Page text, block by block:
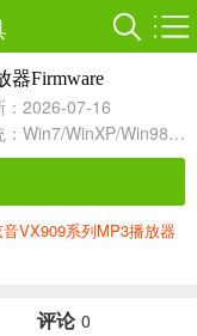
器Firmware
：2026-07-16
系统：Win7/WinXP/Win98/Win8/Win10兼容软件
VX909系列MP3播放器
评论 0